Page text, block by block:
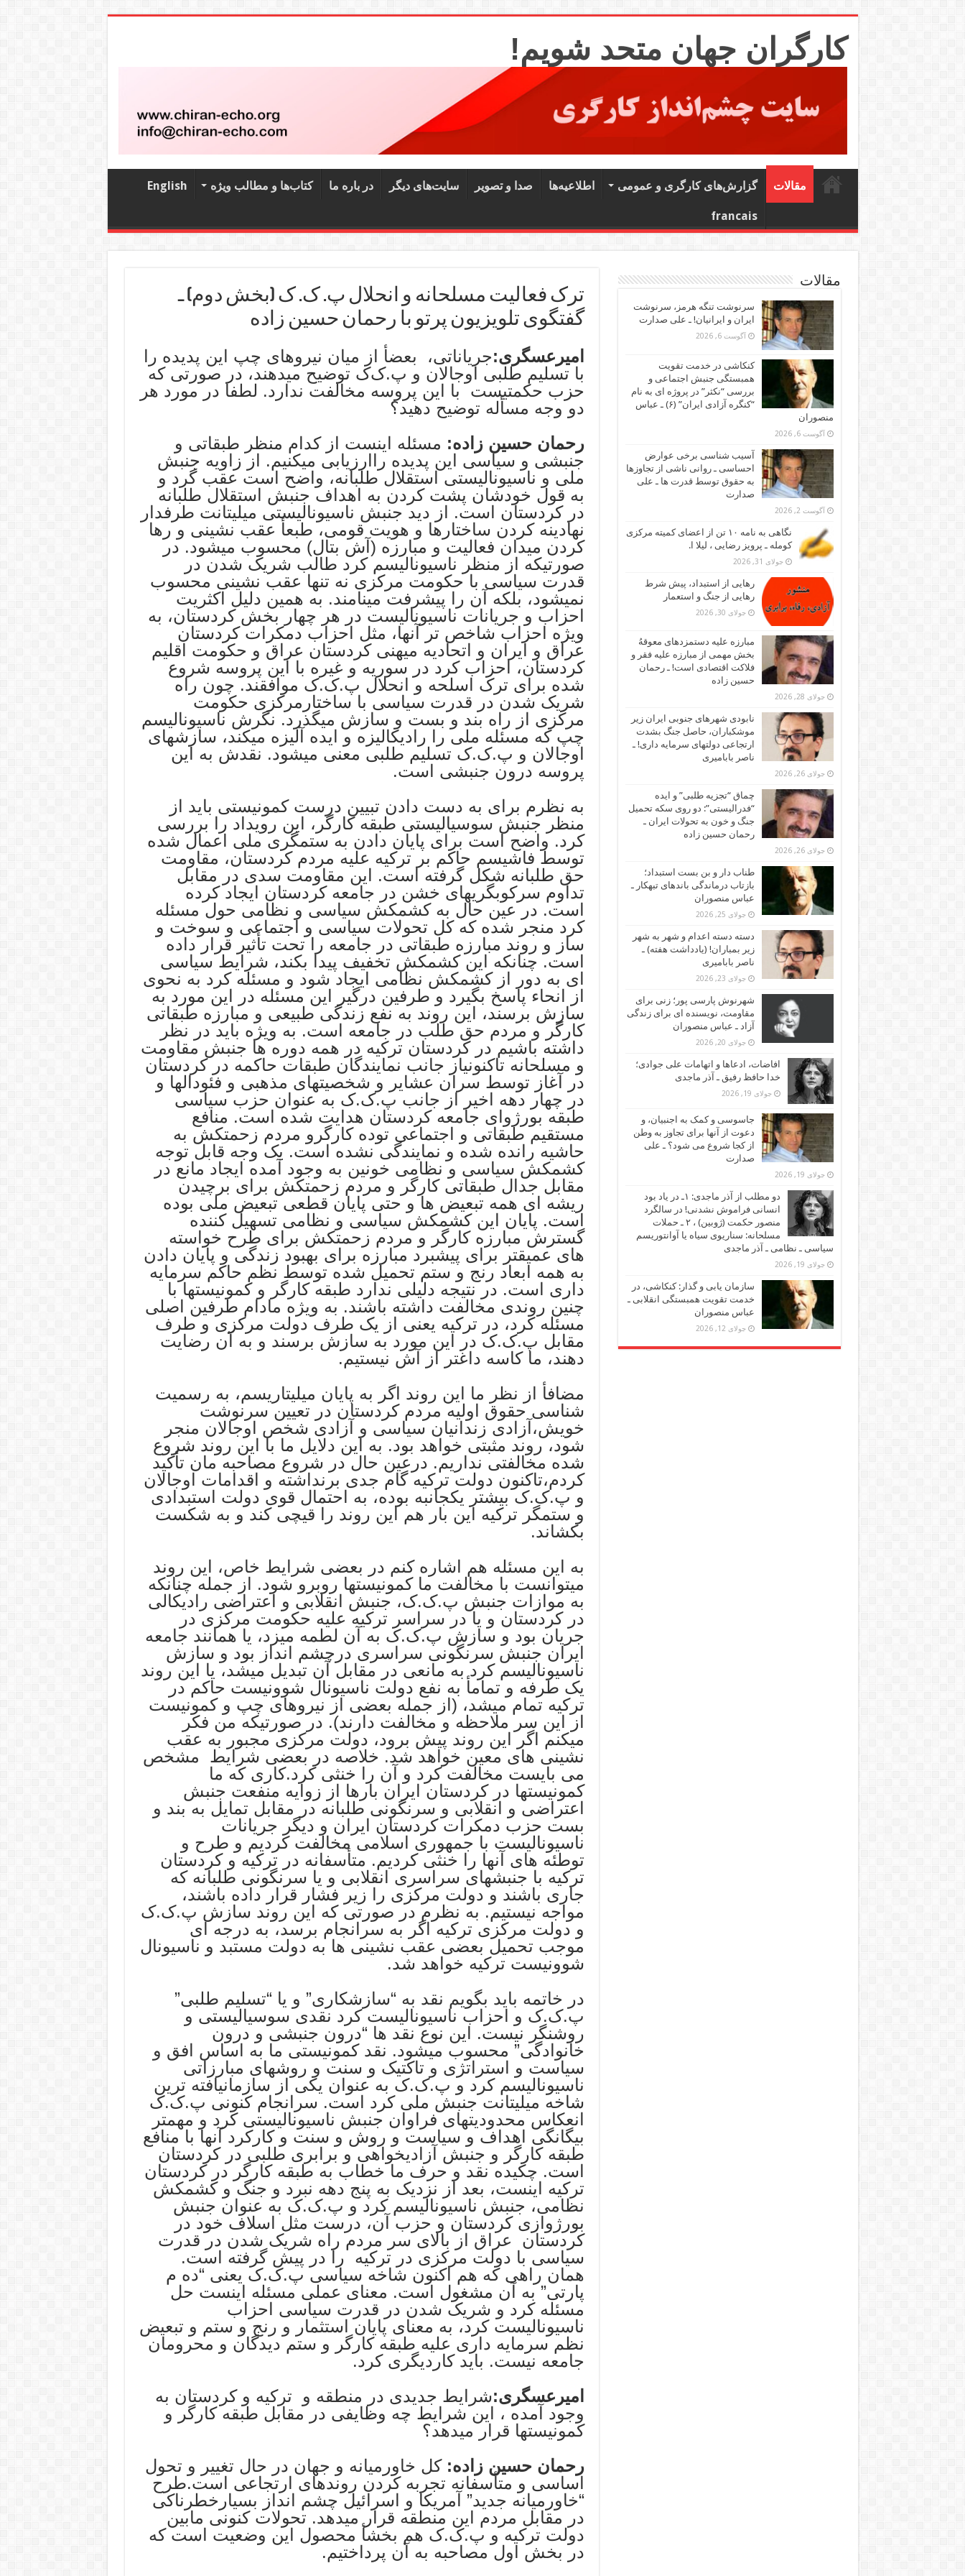
کارگران جهان متحد شویم!
مقالات گزارش‌های کارگری و عمومی اطلاعیه‌ها صدا و تصویر سایت‌های دیگر در باره ما کتاب‌‌ها و مطالب ویژه English
francais
ترک فعالیت مسلحانه و انحلال پ. ک. ک (بخش دوم) ـ
گفتگوی تلویزیون پرتو با رحمان حسین زاده
امیرعسگری:جریاناتی، بعضأ از میان نیروهای چپ این پدیده را
با تسلیم طلبی اوجالان و پ.ک‌ک توضیح میدهند، در صورتی که
حزب حکمتیست با این پروسه مخالفت ندارد. لطفا در مورد هر
دو وجه مسأله توضیح دهید؟
رحمان حسین زاده: مسئله اینست از کدام منظر طبقاتی و
جنبشی و سیاسی این پدیده راارزیابی میکنیم. از زاویه جنبش
ملی و ناسیونالیستی استقلال طلبانه، واضح است عقب گرد و
به قول خودشان پشت کردن به اهداف جنبش استقلال طلبانه
در کردستان است. از دید جنبش ناسیونالیستی میلیتانت طرفدار
نهادینه کردن ساختارها و هویت قومی، طبعأ عقب نشینی و رها
کردن میدان فعالیت و مبارزه (آش بتال) محسوب میشود. در
صورتیکه از منظر ناسیونالیسم کرد طالب شریک شدن در
قدرت سیاسی با حکومت مرکزی نه تنها عقب نشینی محسوب
نمیشود، بلکه آن را پیشرفت مینامند. به همین دلیل اکثریت
احزاب و جریانات ناسیونالیست در هر چهار بخش کردستان، به
ویژه احزاب شاخص تر آنها، مثل احزاب دمکرات کردستان
عراق و ایران و اتحادیه میهنی کردستان عراق و حکومت اقلیم
کردستان، احزاب کرد در سوریه و غیره با این پروسه شروع
شده برای ترک اسلحه و انحلال پ.ک.ک موافقند. چون راه
شریک شدن در قدرت سیاسی با ساختارمرکزی حکومت
مرکزی از راه بند و بست و سازش میگذرد. نگرش ناسیونالیسم
چپ که مسئله ملی را رادیکالیزه و ایده آلیزه میکند، سازشهای
اوجالان و پ.ک.ک تسلیم طلبی معنی میشود. نقدش به این
پروسه درون جنبشی است.
به نظرم برای به دست دادن تبیین درست کمونیستی باید از
منظر جنبش سوسیالیستی طبقه کارگر، این رویداد را بررسی
کرد. واضح است برای پایان دادن به ستمگری ملی اعمال شده
توسط فاشیسم حاکم بر ترکیه علیه مردم کردستان، مقاومت
حق طلبانه شکل گرفته است. این مقاومت سدی در مقابل
تداوم سرکوبگریهای خشن در جامعه کردستان ایجاد کرده
است. در عین حال به کشمکش سیاسی و نظامی حول مسئله
کرد منجر شده که کل تحولات سیاسی و اجتماعی و سوخت و
ساز و روند مبارزه طبقاتی در جامعه را تحت تأثیر قرار داده
است. چنانکه این کشمکش تخفیف پیدا بکند، شرایط سیاسی
ای به دور از کشمکش نظامی ایجاد شود و مسئله کرد به نحوی
از انحاء پاسخ بگیرد و طرفین درگیر این مسئله در این مورد به
سازش برسند، این روند به نفع زندگی طبیعی و مبارزه طبقاتی
کارگر و مردم حق طلب در جامعه است. به ویژه باید در نظر
داشته باشیم در کردستان ترکیه در همه دوره ها جنبش مقاومت
و مسلحانه تاکنونیاز جانب نمایندگان طبقات حاکمه در کردستان
در آغاز توسط سران عشایر و شخصیتهای مذهبی و فئودالها و
در چهار دهه اخیر از جانب پ.ک.ک به عنوان حزب سیاسی
طبقه بورژوای جامعه کردستان هدایت شده است. منافع
مستقیم طبقاتی و اجتماعی توده کارگرو مردم زحمتکش به
حاشیه رانده شده و نمایندگی نشده است. یک وجه قابل توجه
کشمکش سیاسی و نظامی خونین به وجود آمده ایجاد مانع در
مقابل جدال طبقاتی کارگر و مردم زحمتکش برای برچیدن
ریشه ای همه تبعیض ها و حتی پایان قطعی تبعیض ملی بوده
است. پایان این کشمکش سیاسی و نظامی تسهیل کننده
گسترش مبارزه کارگر و مردم زحمتکش برای طرح خواسته
های عمیقتر برای پیشبرد مبارزه برای بهبود زندگی و پایان دادن
به همه ابعاد رنج و ستم تحمیل شده توسط نظم حاکم سرمایه
داری است. در نتیجه دلیلی ندارد طبقه کارگر و کمونیستها با
چنین روندی مخالفت داشته باشند. به ویژه مادام طرفین اصلی
مسئله کرد، در ترکیه یعنی از یک طرف دولت مرکزی و طرف
مقابل پ.ک.ک در این مورد به سازش برسند و به آن رضایت
دهند، ما کاسه داغتر از آش نیستیم.
مضافأ از نظر ما این روند اگر به پایان میلیتاریسم، به رسمیت
شناسی حقوق اولیه مردم کردستان در تعیین سرنوشت
خویش،آزادی زندانیان سیاسی و آزادی شخص اوجالان منجر
شود، روند مثبتی خواهد بود. به این دلایل ما با این روند شروع
شده مخالفتی نداریم. درعین حال در شروع مصاحبه مان تأکید
کردم،تاکنون دولت ترکیه گام جدی برنداشته و اقدامات اوجالان
و پ.ک.ک بیشتر یکجانبه بوده، به احتمال قوی دولت استبدادی
و ستمگر ترکیه این بار هم این روند را قیچی کند و به شکست
بکشاند.
به این مسئله هم اشاره کنم در بعضی شرایط خاص، این روند
میتوانست با مخالفت ما کمونیستها روبرو شود. از جمله چنانکه
به موازات جنبش پ.ک.ک، جنبش انقلابی و اعتراضی رادیکالی
در کردستان و یا در سراسر ترکیه علیه حکومت مرکزی در
جریان بود و سازش پ.ک.ک به آن لطمه میزد، یا همانند جامعه
ایران جنبش سرنگونی سراسری درچشم انداز بود و سازش
ناسیونالیسم کرد به مانعی در مقابل آن تبدیل میشد، یا این روند
یک طرفه و تمامأ به نفع دولت ناسیونال شوونیست حاکم در
ترکیه تمام میشد، (از جمله بعضی از نیروهای چپ و کمونیست
از این سر ملاحظه و مخالفت دارند). در صورتیکه من فکر
میکنم اگر این روند پیش برود، دولت مرکزی مجبور به عقب
نشینی های معین خواهد شد. خلاصه در بعضی شرایط مشخص
می بایست مخالفت کرد و آن را خنثی کرد.کاری که ما
کمونیستها در کردستان ایران بارها از زوایه منفعت جنبش
اعتراضی و انقلابی و سرنگونی طلبانه در مقابل تمایل به بند و
بست حزب دمکرات کردستان ایران و دیگر جریانات
ناسیونالیست با جمهوری اسلامی مخالفت کردیم و طرح و
توطئه های آنها را خنثی کردیم. متأسفانه در ترکیه و کردستان
ترکیه با جنبشهای سراسری انقلابی و یا سرنگونی طلبانه که
جاری باشند و دولت مرکزی را زیر فشار قرار داده باشند،
مواجه نیستیم. به نظرم در صورتی که این روند سازش پ.ک.ک
و دولت مرکزی ترکیه اگر به سرانجام برسد، به درجه ای
موجب تحمیل بعضی عقب نشینی ها به دولت مستبد و ناسیونال
شوونیست ترکیه خواهد شد.
در خاتمه باید بگویم نقد به “سازشکاری” و یا “تسلیم طلبی”
پ.ک.ک و احزاب ناسیونالیست کرد نقدی سوسیالیستی و
روشنگر نیست. این نوع نقد ها “درون جنبشی و درون
خانوادگی” محسوب میشود. نقد کمونیستی ما به اساس افق و
سیاست و استراتژی و تاکتیک و سنت و روشهای مبارزاتی
ناسیونالیسم کرد و پ.ک.ک به عنوان یکی از سازمانیافته ترین
شاخه میلیتانت جنبش ملی کرد است. سرانجام کنونی پ.ک.ک
انعکاس محدودیتهای فراوان جنبش ناسیونالیستی کرد و مهمتر
بیگانگی اهداف و سیاست و روش و سنت و کارکرد آنها با منافع
طبقه کارگر و جنبش آزادیخواهی و برابری طلبی در کردستان
است. چکیده نقد و حرف ما خطاب به طبقه کارگر در کردستان
ترکیه اینست، بعد از نزدیک به پنج دهه نبرد و جنگ و کشمکش
نظامی، جنبش ناسیونالیسم کرد و پ.ک.ک به عنوان جنبش
بورژوازی کردستان و حزب آن، درست مثل اسلاف خود در
کردستان عراق از بالای سر مردم راه شریک شدن در قدرت
سیاسی با دولت مرکزی در ترکیه را در پیش گرفته است.
همان راهی که هم اکنون شاخه سیاسی پ.ک.ک یعنی “ده م
پارتی” به آن مشغول است. معنای عملی مسئله اینست حل
مسئله کرد و شریک شدن در قدرت سیاسی احزاب
ناسیونالیست کرد، به معنای پایان استثمار و رنج و ستم و تبعیض
نظم سرمایه داری علیه طبقه کارگر و ستم دیدگان و محرومان
جامعه نیست. باید کاردیگری کرد.
امیرعسگری:شرایط جدیدی در منطقه و ترکیه و کردستان به
وجود آمده ، این شرایط چه وظایفی در مقابل طبقه کارگر و
کمونیستها قرار میدهد؟
رحمان حسین زاده:کل خاورمیانه و جهان در حال تغییر و تحول
اساسی و متأسفانه تجربه کردن روندهای ارتجاعی است.طرح
“خاورمیانه جدید” آمریکا و اسرائیل چشم انداز بسیارخطرناکی
در مقابل مردم این منطقه قرار میدهد. تحولات کنونی مابین
دولت ترکیه و پ.ک.ک هم بخشأ محصول این وضعیت است که
در بخش اول مصاحبه به آن پرداختیم.
مقالات
سرنوشت تنگه هرمز، سرنوشت
ایران و ایرانیان! ـ علی صدارت
آگوست 6, 2026
کنکاشی در خدمت تقویت
همبستگی جنبش اجتماعی و
بررسی “نکثر” در پروژه ای به نام
“کنگره آزادی ایران” (۶) ـ عباس
منصوران
آگوست 6, 2026
آسیب شناسی برخی عوارض
احساسی ـ روانی ناشی از تجاوزها
به حقوق توسط قدرت ها ـ علی
صدارت
آگوست 2, 2026
نگاهی به نامه ۱۰ تن از اعضای کمیته مرکزی
کومله ـ پرویز رضایی ، لیلا ا.
جولای 31, 2026
رهایی از استبداد، پیش شرط
رهایی از جنگ و استعمار
جولای 30, 2026
مبارزه علیه دستمزدهای معوقهُ
بخش مهمی از مبارزه علیه فقر و
فلاکت اقتصادی است! ـ رحمان
حسین زاده
جولای 28, 2026
نابودی شهرهای جنوبی ایران زیر
موشکباران، حاصل جنگ بشدت
ارتجاعی دولتهای سرمایه داری! ـ
ناصر بابامیری
جولای 26, 2026
چماق “تجزیه طلبی” و ایده
“فدرالیستی”: دو روی سکه تحمیل
جنگ و خون به تحولات ایران ـ
رحمان حسین زاده
جولای 26, 2026
طناب دار و بن بست استبداد؛
بازتاب درماندگی باندهای تبهکار ـ
عباس منصوران
جولای 25, 2026
دسته دسته اعدام و شهر به شهر
زیر بمباران! (یادداشت هفته) ـ
ناصر بابامیری
جولای 23, 2026
شهرنوش پارسی پور؛ زنی برای
مقاومت، نویسنده ای برای زندگی
آزاد ـ عباس منصوران
جولای 20, 2026
افاضات، ادعاها و اتهامات علی جوادی؛
خدا حافظ رفیق ـ آذر ماجدی
جولای 19, 2026
جاسوسی و کمک به اجنبیان، و
دعوت از آنها برای تجاوز به وطن
از کجا شروع می شود؟ ـ علی
صدارت
جولای 19, 2026
دو مطلب از آذر ماجدی: ۱ـ در یاد بود
انسانی فراموش نشدنی! در سالگرد
منصور حکمت (ژوبین) ، ۲ ـ حملات
مسلحانه: سناریوی سیاه یا آوانتوریسم
سیاسی ـ نظامی ـ آذر ماجدی
جولای 19, 2026
سازمان یابی و گذار: کنکاشی، در
خدمت تقویت همبستگی انقلابی ـ
عباس منصوران
جولای 12, 2026